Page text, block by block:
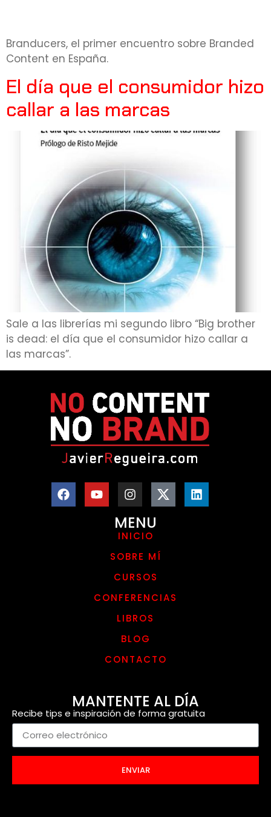
Branducers, el primer encuentro sobre Branded
Content en España.
El día que el consumidor hizo
callar a las marcas
Sale a las librerías mi segundo libro “Big brother
is dead: el día que el consumidor hizo callar a
las marcas”.
MENU
INICIO
SOBRE MÍ
CURSOS
CONFERENCIAS
LIBROS
BLOG
CONTACTO
MANTENTE AL DÍA
Recibe tips e inspiración de forma gratuita
ENVIAR